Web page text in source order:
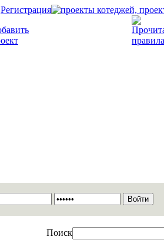
Регистрация
Поиск